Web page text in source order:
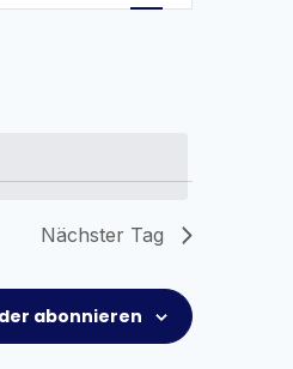
Nächster Tag
abonnieren